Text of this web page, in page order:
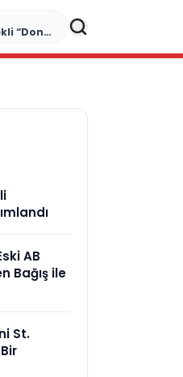
Yonca Samlı ‘dan İkinci Tekli “Donacaksın Sevgilim “ yayımlandı
AB
Bağış ile
St.